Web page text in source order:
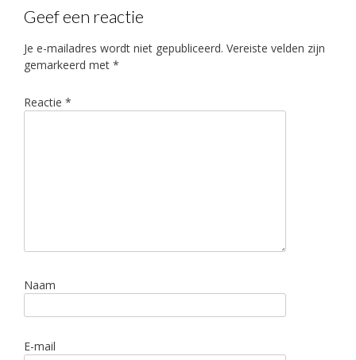
Geef een reactie
Je e-mailadres wordt niet gepubliceerd. Vereiste velden zijn
gemarkeerd met *
Reactie *
Naam
E-mail